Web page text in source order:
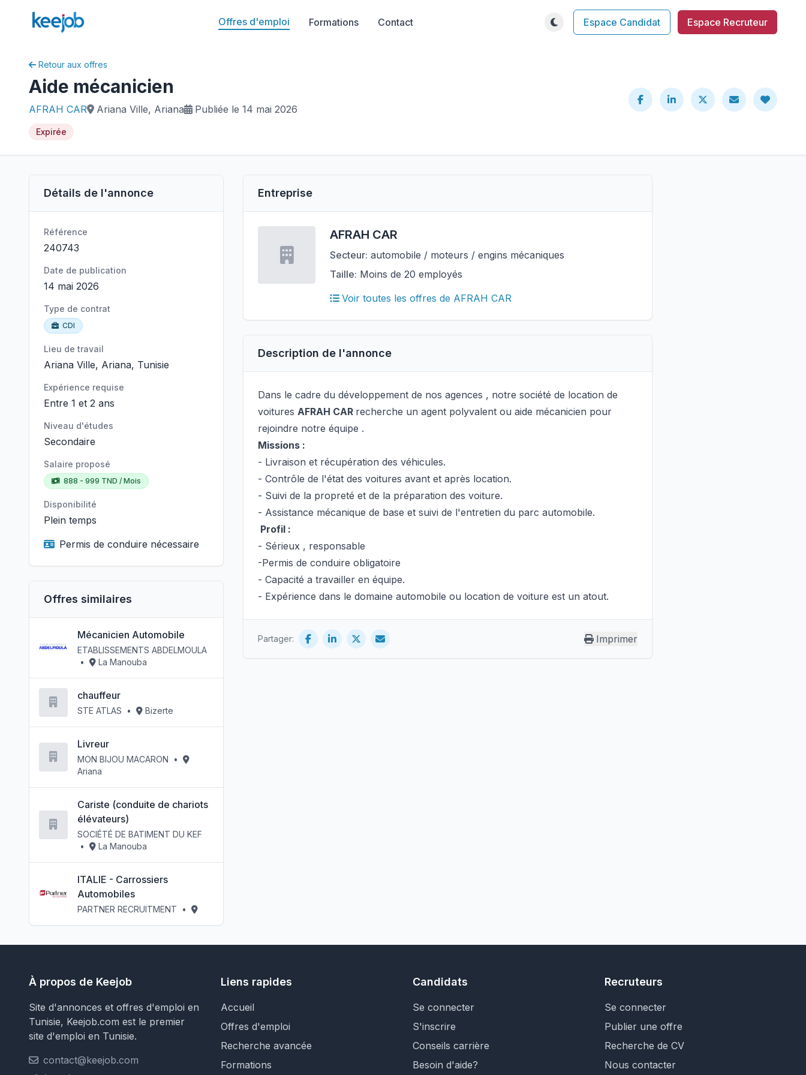
Offres d'emploi Formations Contact Espace Candidat Espace Recruteur
Retour aux offres
Aide mécanicien
AFRAH CAR Ariana Ville, Ariana Publiée le 14 mai 2026
Expirée
Détails de l'annonce
Référence
240743
Date de publication
14 mai 2026
Type de contrat
CDI
Lieu de travail
Ariana Ville, Ariana, Tunisie
Expérience requise
Entre 1 et 2 ans
Niveau d'études
Secondaire
Salaire proposé
888 - 999 TND / Mois
Disponibilité
Plein temps
Permis de conduire nécessaire
Offres similaires
Mécanicien Automobile
ETABLISSEMENTS ABDELMOULA
•
La Manouba
chauffeur
STE ATLAS • Bizerte
Livreur
MON BIJOU MACARON
•
Ariana
Cariste (conduite de chariots
élévateurs)
SOCIÉTÉ DE BATIMENT DU KEF
•
La Manouba
ITALIE - Carrossiers
Automobiles
PARTNER RECRUITMENT •
Entreprise
AFRAH CAR
Secteur: automobile / moteurs / engins mécaniques
Taille: Moins de 20 employés
Voir toutes les offres de AFRAH CAR
Description de l'annonce
Dans le cadre du développement de nos agences , notre société de location de
voituresAFRAH CAR recherche un agent polyvalent ou aide mécanicien pour
rejoindre notre équipe .
Missions :
- Livraison et récupération des véhicules.
- Contrôle de l'état des voitures avant et après location.
- Suivi de la propreté et de la préparation des voiture.
- Assistance mécanique de base et suivi de l'entretien du parc automobile.
Profil :
- Sérieux , responsable
-Permis de conduire obligatoire
- Capacité a travailler en équipe.
- Expérience dans le domaine automobile ou location de voiture est un atout.
Partager: Imprimer
À propos de Keejob
Site d'annonces et offres d'emploi en
Tunisie, Keejob.com est le premier
site d'emploi en Tunisie.
contact@keejob.com
Liens rapides
Accueil
Offres d'emploi
Recherche avancée
Formations
Candidats
Se connecter
S'inscrire
Conseils carrière
Besoin d'aide?
Recruteurs
Se connecter
Publier une offre
Recherche de CV
Nous contacter